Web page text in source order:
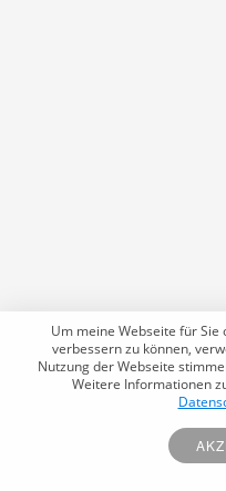
Um meine Webseite für
verbessern zu können,
Nutzung der Webseite
Weitere Informationen